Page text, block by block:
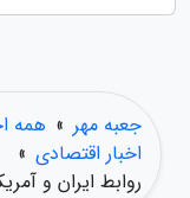
جعبه مهر » همه
اخبار اقتصادی »
روابط ایران و